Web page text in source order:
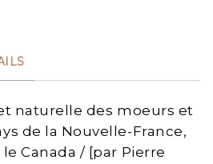
naturelle des moeurs et
de la Nouvelle-France,
Canada / [par Pierre